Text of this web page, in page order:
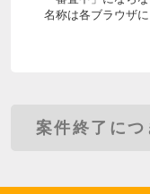
名称は各ブラウザに
案件終了につ